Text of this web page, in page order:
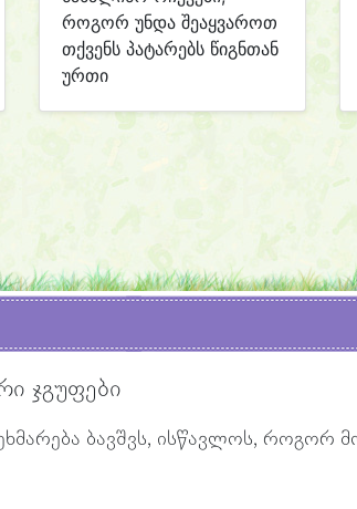
როგორ უნდა შეაყვაროთ
თქვენს პატარებს წიგნთან
ურთი
ჯგუფები
ბავშვს, ისწავლოს, როგორ